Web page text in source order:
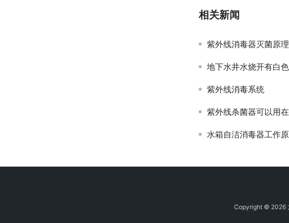
相关新闻
紫外线消毒器灭菌原
地下水井水烧开有白
紫外线消毒系统
紫外线杀菌器可以用
水箱自洁消毒器工作
Copyright © 2026